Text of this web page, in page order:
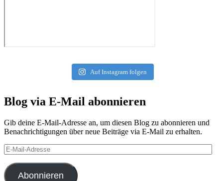
Auf Instagram folgen
Blog via E-Mail abonnieren
Gib deine E-Mail-Adresse an, um diesen Blog zu abonnieren und
Benachrichtigungen über neue Beiträge via E-Mail zu erhalten.
E-
Mail-
Adresse
Abonnieren